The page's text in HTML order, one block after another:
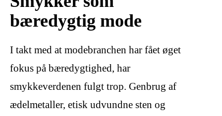
bæredygtig mode
I takt med at modebranchen har fået øget
fokus på bæredygtighed, har
smykkeverdenen fulgt trop. Genbrug af
ædelmetaller, etisk udvundne sten og